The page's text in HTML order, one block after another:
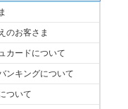
のお客さま
カードについて
ンキングについて
ついて